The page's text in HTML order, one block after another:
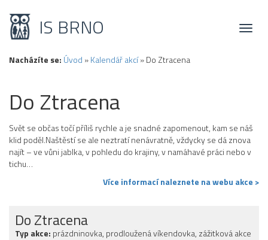
Toggle
IS BRNO
Nacházíte se: Úvod »Kalendář akcí»Do Ztracena
Do Ztracena
Svět se občas točí příliš rychle a je snadné zapomenout, kam se náš
klid poděl.Naštěstí se ale neztratí nenávratně, vždycky se dá znova
najít – ve vůni jablka, v pohledu do krajiny, v namáhavé práci nebo v
tichu…
Více informací naleznete na webu akce >
Do Ztracena
Typ akce: prázdninovka, prodloužená víkendovka, zážitková akce